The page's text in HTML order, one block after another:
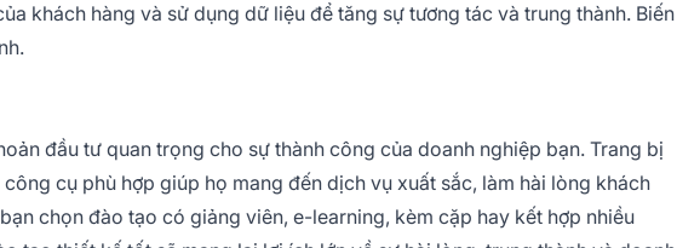
khách hàng và sử dụng dữ liệu để tăng sự tương tác và trung thành. Biến
đầu tư quan trọng cho sự thành công của doanh nghiệp bạn. Trang bị
cụ phù hợp giúp họ mang đến dịch vụ xuất sắc, làm hài lòng khách
chọn đào tạo có giảng viên, e-learning, kèm cặp hay kết hợp nhiều